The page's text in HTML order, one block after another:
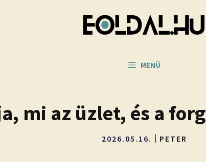
MENÜ
mi az üzlet, és a
2026.05.16. PETER